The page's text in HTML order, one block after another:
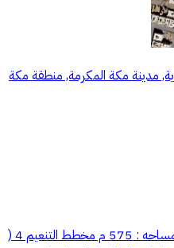
مدينة مكة المكرمة, منطقة مكة
للبيع ارض سكنيه شارع 15 شمالي المساحه : 575 م مخطط التنعيم 4 (